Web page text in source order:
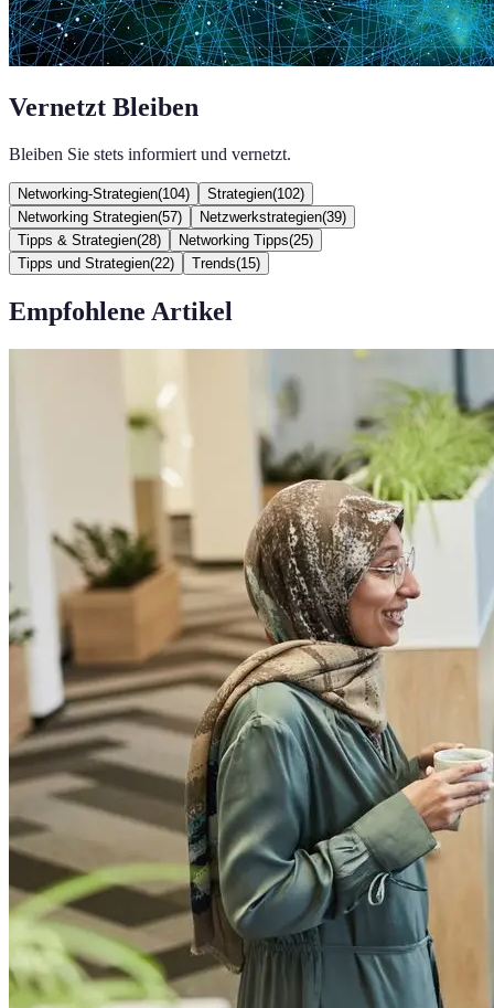
Vernetzt Bleiben
Bleiben Sie stets informiert und vernetzt.
Networking-Strategien(104) Strategien(102)
Networking Strategien(57) Netzwerkstrategien(39)
Tipps & Strategien(28) Networking Tipps(25)
Tipps und Strategien(22) Trends(15)
Empfohlene Artikel